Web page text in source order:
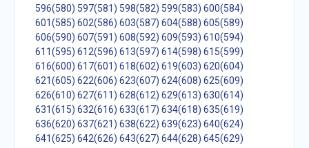
596(580) 597(581) 598(582) 599(583) 600(584)
601(585) 602(586) 603(587) 604(588) 605(589)
606(590) 607(591) 608(592) 609(593) 610(594)
611(595) 612(596) 613(597) 614(598) 615(599)
616(600) 617(601) 618(602) 619(603) 620(604)
621(605) 622(606) 623(607) 624(608) 625(609)
626(610) 627(611) 628(612) 629(613) 630(614)
631(615) 632(616) 633(617) 634(618) 635(619)
636(620) 637(621) 638(622) 639(623) 640(624)
641(625) 642(626) 643(627) 644(628) 645(629)